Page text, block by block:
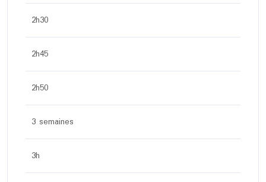
2h30
2h45
2h50
3 semaines
3h